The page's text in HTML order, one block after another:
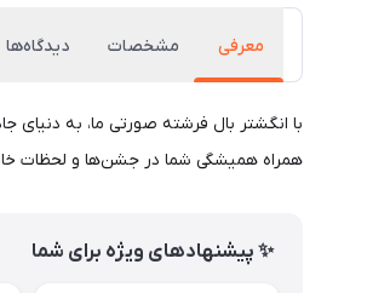
معرفی مشخصات دیدگاه‌ها
با انگشتر بال فرشته صورتی ما، به
همراه همیشگی شما در جشن‌ها و لحظات
✨ پیشنهادهای ویژه برای شما